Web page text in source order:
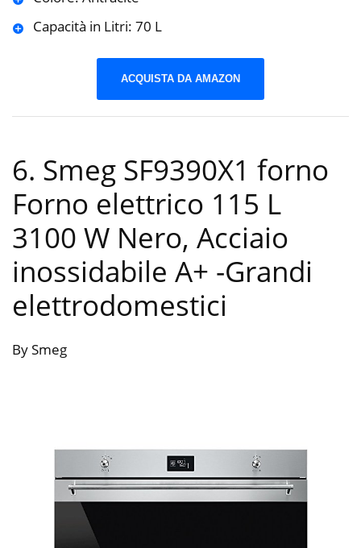
Capacità in Litri: 70 L
ACQUISTA DA AMAZON
6. Smeg SF9390X1 forno
Forno elettrico 115 L
3100 W Nero, Acciaio
inossidabile A+ -Grandi
elettrodomestici
By Smeg